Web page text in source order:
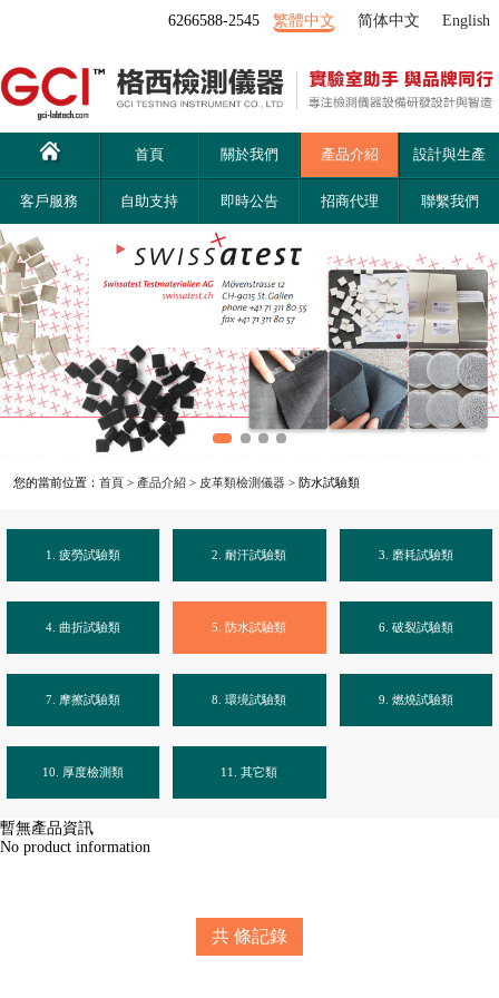
6266588-2545 繁體中文 简体中文 English
首頁 關於我們 產品介紹 設計與生產
客戶服務 自助支持 即時公告 招商代理 聯繫我們
您的當前位置： 首頁> 產品介紹> 皮革類檢測儀器> 防水試驗類
1. 疲勞試驗類 2. 耐汗試驗類 3. 磨耗試驗類
4. 曲折試驗類 5. 防水試驗類 6. 破裂試驗類
7. 摩擦試驗類 8. 環境試驗類 9. 燃燒試驗類
10. 厚度檢測類 11. 其它類
暫無產品資訊
No product information
共 條記錄